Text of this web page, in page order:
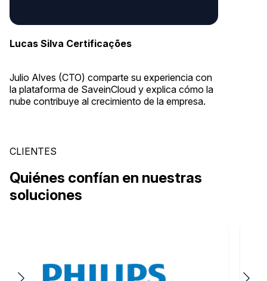
Lucas Silva Certificações
Julio Alves (CTO) comparte su experiencia con
la plataforma de SaveinCloud y explica cómo la
nube contribuye al crecimiento de la empresa.
CLIENTES
Quiénes confían en nuestras
soluciones